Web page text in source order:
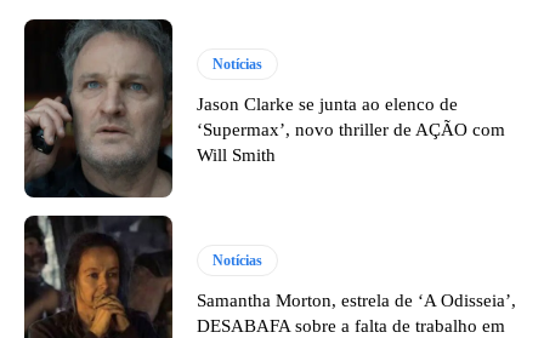
Notícias
Jason Clarke se junta ao elenco de
‘Supermax’, novo thriller de AÇÃO com
Will Smith
Notícias
Samantha Morton, estrela de ‘A Odisseia’,
DESABAFA sobre a falta de trabalho em